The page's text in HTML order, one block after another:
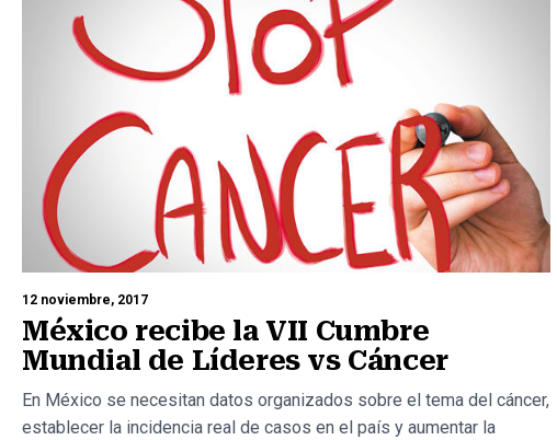
12 noviembre, 2017
México recibe la VII Cumbre
Mundial de Líderes vs Cáncer
En México se necesitan datos organizados sobre el tema del cáncer,
establecer la incidencia real de casos en el país y aumentar la